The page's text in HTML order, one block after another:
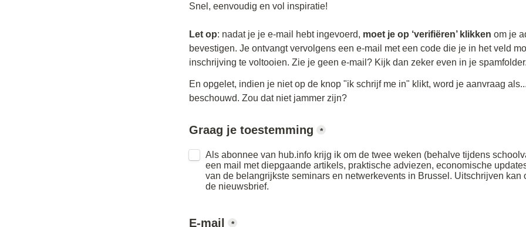
Snel, eenvoudig en vol inspiratie!
Let op: nadat je je e-mail hebt ingevoerd, moet je op ‘verifiëren’ klikken om je
bevestigen. Je ontvangt vervolgens een e-mail met een code die je in het veld
inschrijving te voltooien. Zie je geen e-mail? Kijk dan zeker even in je
En opgelet, indien je niet op de knop "ik schrijf me in" klikt, word je aanvraag
beschouwd. Zou dat niet jammer zijn?
Graag je toestemming *
Als abonnee van hub.info krijg ik om de twee weken (behalve tijdens
een mail met diepgaande artikels, praktische adviezen, economische
van de belangrijkste seminars en netwerkevents in Brussel. Uitschrijven kan
de nieuwsbrief.
E-mail *